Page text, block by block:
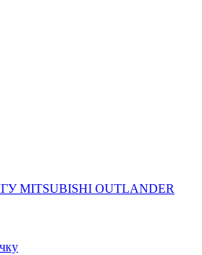
MITSUBISHI OUTLANDER